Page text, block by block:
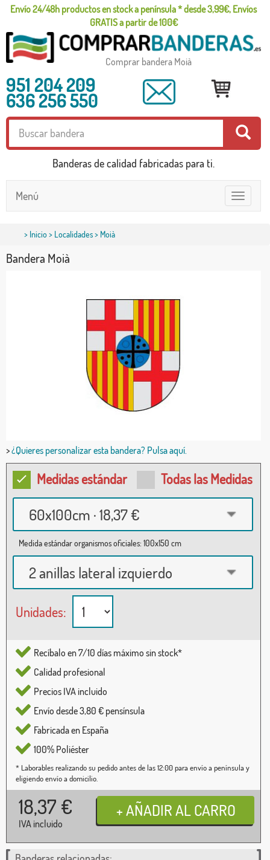
Envío 24/48h productos en stock a península * desde 3,99€, Envíos
GRATIS a partir de 100€
Comprar bandera Moià
951 204 209
636 256 550
Banderas de calidad fabricadas para ti.
Toggle
navigation
Menú
> Inicio> Localidades> Moià
Bandera Moià
>¿Quieres personalizar esta bandera? Pulsa aquí.
Medidas estándar Todas las Medidas
60x100cm · 18,37 €
Medida estándar organismos oficiales: 100x150 cm
2 anillas lateral izquierdo
Unidades:
Recíbalo en 7/10 días máximo sin stock*
Calidad profesional
Precios IVA incluido
Envío desde 3,80 € pensínsula
Fabricada en España
100% Poliéster
* Laborables realizando su pedido antes de las 12:00 para envío a península y
eligiendo envío a domicilio.
18,37 €
IVA incluido